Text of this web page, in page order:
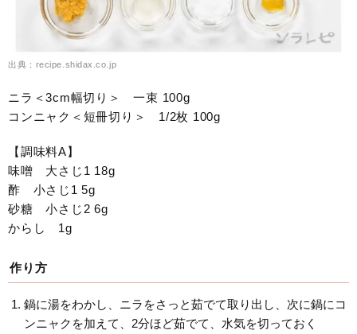
出典：recipe.shidax.co.jp
ニラ＜3cm幅切り＞ 一束 100g
コンニャク＜短冊切り＞ 1/2枚 100g
【調味料A】
味噌 大さじ1 18g
酢 小さじ1 5g
砂糖 小さじ2 6g
からし 1g
作り方
鍋に湯をわかし、ニラをさっと茹でて取り出し、次に鍋にコ
ンニャクを加えて、2分ほど茹でて、水気を切っておく